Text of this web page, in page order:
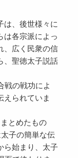
は、後世様々に
は各宗派によっ
、広く民衆の信
、聖徳太子説話
戦の戦功によ
えられていま
とめたもの
子の簡単な伝
ら始まり、太子